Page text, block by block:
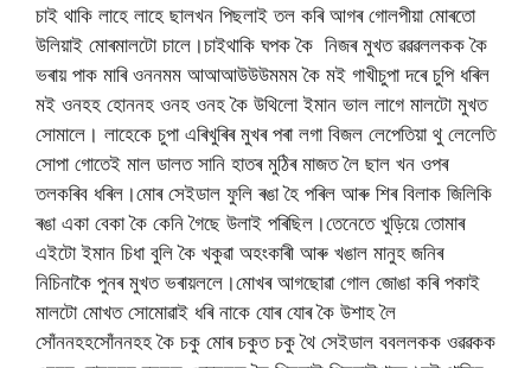
চাই থাকি লাহে লাহে ছালখন পিছলাই তল কৰি আগৰ গোলপীয়া মোৰতো
উলিয়াই মোৰমালটো চালে।চাইথাকি ঘপক কৈ নিজৰ মুখত ৱৱৱললকক কৈ
ভৰায় পাক মাৰি ওননমম আআআউউউমমম কৈ মই গাখীচুপা দৰে চুপি ধৰিল
মই ওনহহ হোননহ ওনহ ওনহ কৈ উথিলো ইমান ভাল লাগে মালটো মুখত
সোমালে। লাহেকে চুপা এৰিখুৰিৰ মুখৰ পৰা লগা বিজল লেপেতিয়া থু লেলেতি
সোপা গোতেই মাল ডালত সানি হাতৰ মুঠিৰ মাজত লৈ ছাল খন ওপৰ
তলকৰিব ধৰিল।মোৰ সেইডাল ফুলি ৰঙা হৈ পৰিল আৰু শিৰ বিলাক জিলিকি
ৰঙা একা বেকা কৈ কেনি গৈছে উলাই পৰিছিল।তেনেতে খুড়িয়ে তোমাৰ
এইটো ইমান চিধা বুলি কৈ খকুৱা অহংকাৰী আৰু খঙাল মানুহ জনিৰ
নিচিনাকৈ পুনৰ মুখত ভৰায়ললে।মোখৰ আগছোৱা গোল জোঙা কৰি পকাই
মালটো মোখত সোমোৱাই ধৰি নাকে যোৰ যোৰ কৈ উশাহ লৈ
সোঁননহহসোঁননহহ কৈ চকু মোৰ চকুত চকু থৈ সেইডাল ববললকক ওৱৱকক